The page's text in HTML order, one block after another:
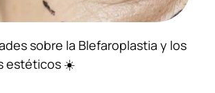
sobre la Blefaroplastia y los
estéticos ☀️